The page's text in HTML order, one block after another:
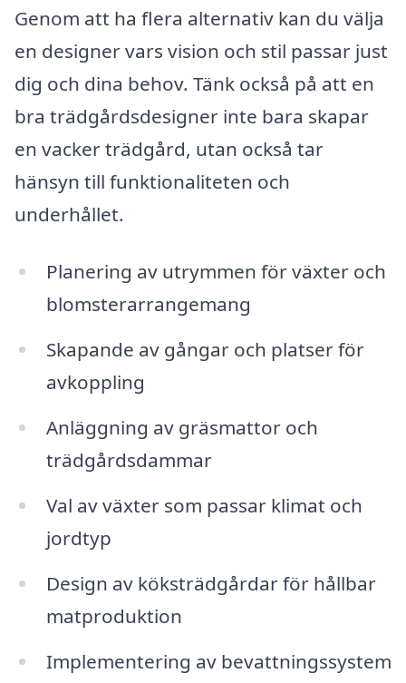
Genom att ha flera alternativ kan du välja
en designer vars vision och stil passar just
dig och dina behov. Tänk också på att en
bra trädgårdsdesigner inte bara skapar
en vacker trädgård, utan också tar
hänsyn till funktionaliteten och
underhållet.
Planering av utrymmen för växter och
blomsterarrangemang
Skapande av gångar och platser för
avkoppling
Anläggning av gräsmattor och
trädgårdsdammar
Val av växter som passar klimat och
jordtyp
Design av köksträdgårdar för hållbar
matproduktion
Implementering av bevattningssystem